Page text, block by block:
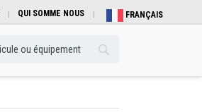
QUI SOMME NOUS FRANÇAIS